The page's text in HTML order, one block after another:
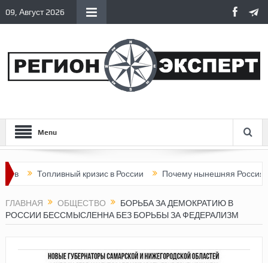
09, Август 2026
Menu
Топливный кризис в России Почему нынешняя Россия стала
ГЛАВНАЯ ОБЩЕСТВО
БОРЬБА ЗА ДЕМОКРАТИЮ В
РОССИИ БЕССМЫСЛЕННА БЕЗ БОРЬБЫ ЗА ФЕДЕРАЛИЗМ